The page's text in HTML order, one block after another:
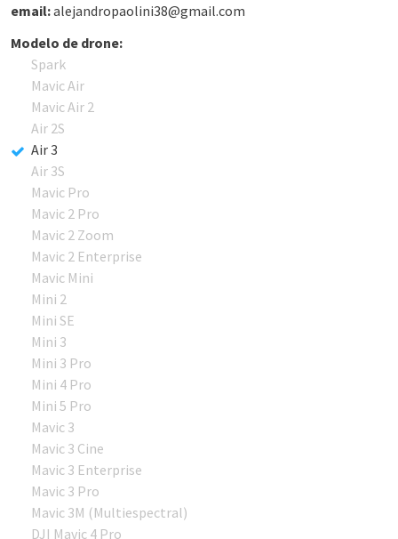
email:alejandropaolini38@gmail.com
Modelo de drone:
Spark
Mavic Air
Mavic Air 2
Air 2S
Air 3
Air 3S
Mavic Pro
Mavic 2 Pro
Mavic 2 Zoom
Mavic 2 Enterprise
Mavic Mini
Mini 2
Mini SE
Mini 3
Mini 3 Pro
Mini 4 Pro
Mini 5 Pro
Mavic 3
Mavic 3 Cine
Mavic 3 Enterprise
Mavic 3 Pro
Mavic 3M (Multiespectral)
DJI Mavic 4 Pro